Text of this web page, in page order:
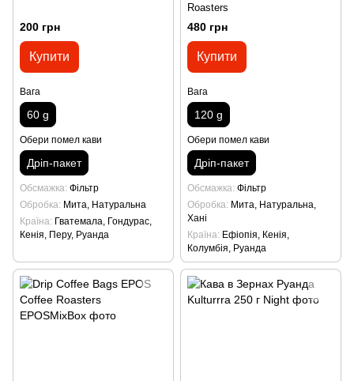
200 грн
Купити
Вага
60 g
Обери помел кави
Дріп-пакет
Обсмажка Фільтр
Обробка Мита, Натуральна
Країна Гватемала, Гондурас,
Кенія, Перу, Руанда
Roasters
480 грн
Купити
Вага
120 g
Обери помел кави
Дріп-пакет
Обсмажка Фільтр
Обробка Мита, Натуральна,
Хані
Країна Ефіопія, Кенія,
Колумбія, Руанда